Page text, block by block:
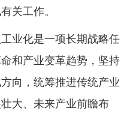
关工作。
业化是一项长期战略任
和产业变革趋势，坚持
向，统筹推进传统产业
大、未来产业前瞻布